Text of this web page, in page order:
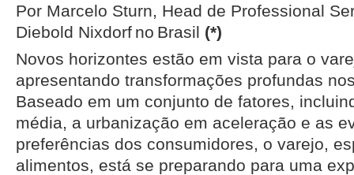
Por Marcelo Sturn, Head de Professional
Diebold Nixdorf no Brasil (*)
Novos horizontes estão em vista para o
apresentando transformações profundas
Baseado em um conjunto de fatores,
média, a urbanização em aceleração e as
preferências dos consumidores, o varejo,
alimentos, está se preparando para uma